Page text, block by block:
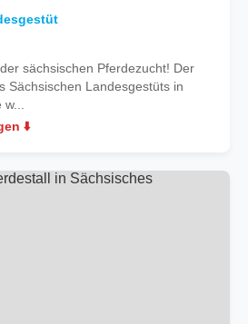
sächsischen Pferdezucht! Der
Sächsischen Landesgestüts in
⬇️